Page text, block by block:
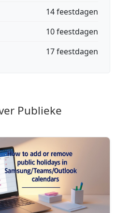
14 feestdagen
10 feestdagen
17 feestdagen
Publieke